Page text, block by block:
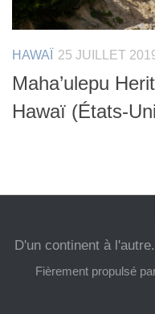
HAWAÏ 25 JUILLET
Maha’ulepu
Hawaï (États-
D'un continent à
Fièrement propulsé